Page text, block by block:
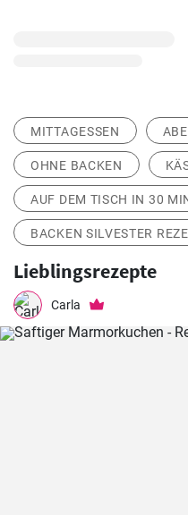
MITTAGESSEN
OHNE BACKEN
AUF DEM TISCH IN 30
BACKEN SILVESTER
Lieblingsrezepte
Carla